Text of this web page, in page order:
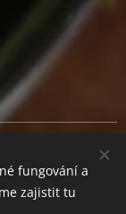
fungování a
zajistit tu